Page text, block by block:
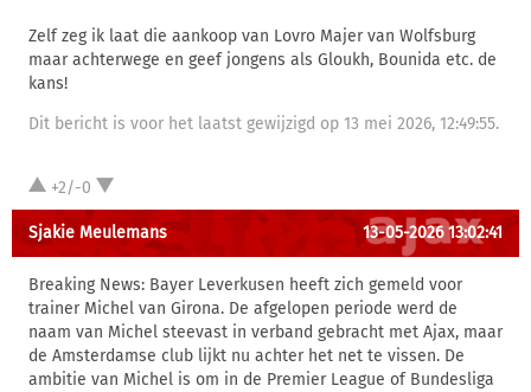
Zelf zeg ik laat die aankoop van Lovro Majer van Wolfsburg
maar achterwege en geef jongens als Gloukh, Bounida etc. de
kans!
Dit bericht is voor het laatst gewijzigd op 13 mei 2026, 12:49:55.
+2/-0
Sjakie Meulemans 13-05-2026 13:02:41
Breaking News: Bayer Leverkusen heeft zich gemeld voor
trainer Michel van Girona. De afgelopen periode werd de
naam van Michel steevast in verband gebracht met Ajax, maar
de Amsterdamse club lijkt nu achter het net te vissen. De
ambitie van Michel is om in de Premier League of Bundesliga